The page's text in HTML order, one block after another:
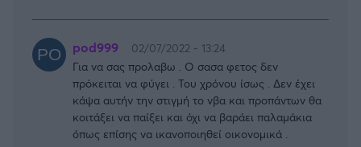
pod999
02/07/2022 - 13:24
Για να σας προλαβω . Ο σασα φετος δεν
πρόκειται να φύγει . Του χρόνου ίσως . Δεν έχει
κάψα αυτήν την στιγμή το νβα και προπάντων θα
κοιτάξει να παίξει και όχι να βαράει παλαμάκια
όπως επίσης να ικανοποιηθεί οικονομικά .